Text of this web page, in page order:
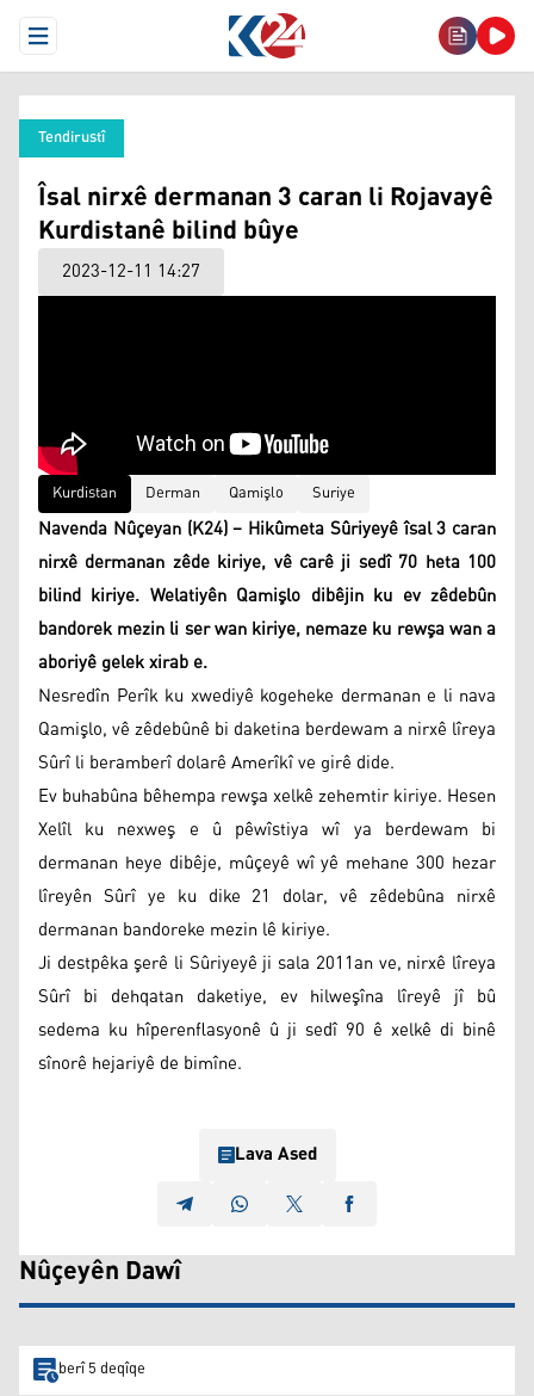
Open Menu
Tendirustî
Îsal nirxê dermanan 3 caran li Rojavayê
Kurdistanê bilind bûye
2023-12-11 14:27
Kurdistan Derman Qamişlo Suriye
Navenda Nûçeyan (K24) – Hikûmeta Sûriyeyê îsal 3 caran
nirxê dermanan zêde kiriye, vê carê ji sedî 70 heta 100
bilind kiriye. Welatiyên Qamişlo dibêjin ku ev zêdebûn
bandorek mezin li ser wan kiriye, nemaze ku rewşa wan a
aboriyê gelek xirab e.
Nesredîn Perîk ku xwediyê kogeheke dermanan e li nava
Qamişlo, vê zêdebûnê bi daketina berdewam a nirxê lîreya
Sûrî li beramberî dolarê Amerîkî ve girê dide.
Ev buhabûna bêhempa rewşa xelkê zehemtir kiriye. Hesen
Xelîl ku nexweş e û pêwîstiya wî ya berdewam bi
dermanan heye dibêje, mûçeyê wî yê mehane 300 hezar
lîreyên Sûrî ye ku dike 21 dolar, vê zêdebûna nirxê
dermanan bandoreke mezin lê kiriye.
Ji destpêka şerê li Sûriyeyê ji sala 2011an ve, nirxê lîreya
Sûrî bi dehqatan daketiye, ev hilweşîna lîreyê jî bû
sedema ku hîperenflasyonê û ji sedî 90 ê xelkê di binê
sînorê hejariyê de bimîne.
Lava Ased
Nûçeyên Dawî
berî 5 deqîqe